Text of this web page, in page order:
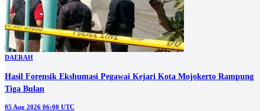
DAERAH
Hasil Forensik Ekshumasi Pegawai Kejari Kota Mojokerto Rampung
Tiga Bulan
05 Aug 2026 06:00 UTC